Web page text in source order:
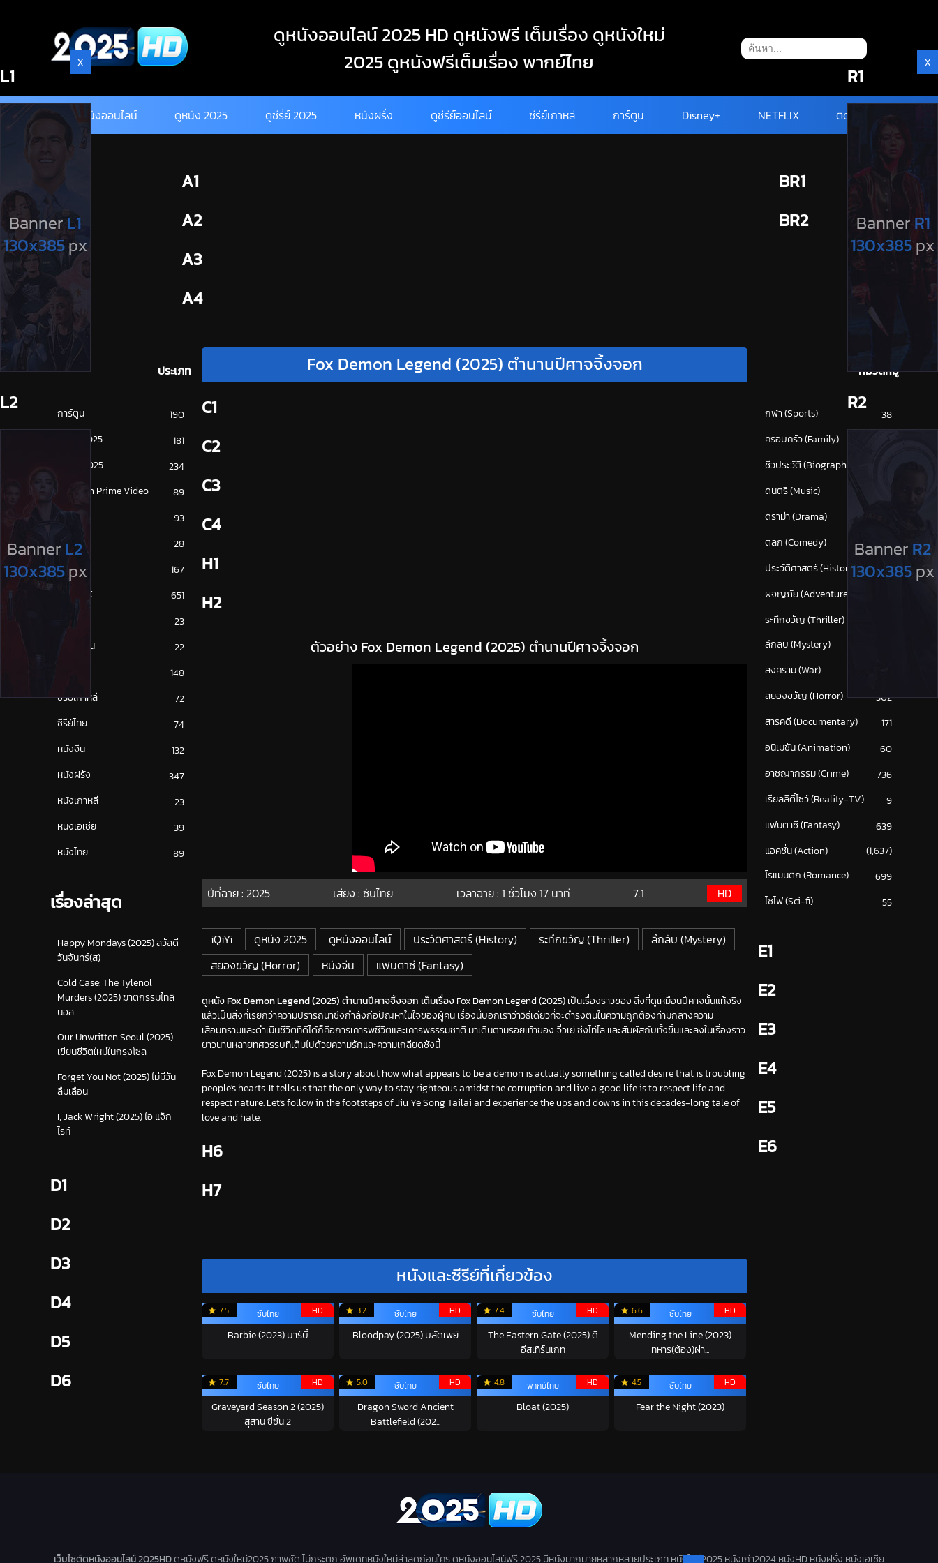
ดูหนังออนไลน์ 2025 HD ดูหนังฟรี เต็มเรื่อง ดูหนังใหม่
2025 ดูหนังฟรีเต็มเรื่อง พากย์ไทย
ดูหนังออนไลน์ ดูหนัง 2025 ดูซีรี่ย์ 2025 หนังฝรั่ง ดูซีรีย์ออนไลน์ ซีรีย์เกาหลี การ์ตูน Disney+ NETFLIX ติดต่อ
BL2
A1
A2
A3
A4
BR1
BR2
ประเภท
การ์ตูน
190
ดูซีรี่ย์ 2025
181
ดูหนัง 2025
234
Amazon Prime Video
89
Disney+
93
HBO
28
iQiYi
167
NETFLIX
651
23
ซีรีย์ญี่ปุ่น
22
148
ซีรีย์เกาหลี
72
ซีรีย์ไทย
74
หนังจีน
132
หนังฝรั่ง
347
หนังเกาหลี
23
หนังเอเชีย
39
หนังไทย
89
เรื่องล่าสุด
Happy Mondays (2025) สวัสดี
วันจันทร์(ส)
Cold Case: The Tylenol
Murders (2025) ฆาตกรรมไทลิ
นอล
Our Unwritten Seoul (2025)
เขียนชีวิตใหม่ในกรุงโซล
Forget You Not (2025) ไม่มีวัน
ลืมเลือน
I, Jack Wright (2025) ไอ แจ็ก
ไรท์
D1
D2
D3
D4
D5
D6
Fox Demon Legend (2025) ตำนานปีศาจจิ้งจอก
C1
C2
C3
C4
H1
H2
ตัวอย่าง Fox Demon Legend (2025) ตำนานปีศาจจิ้งจอก
ปีที่ฉาย : 2025 เสียง : ซับไทย เวลาฉาย : 1 ชั่วโมง 17 นาที 7.1 HD
iQiYi ดูหนัง 2025 ดูหนังออนไลน์ ประวัติศาสตร์ (History) ระทึกขวัญ (Thriller)
ลึกลับ (Mystery)
สยองขวัญ (Horror)
หนังจีน แฟนตาซี (Fantasy)
ดูหนัง Fox Demon Legend (2025) ตำนานปีศาจจิ้งจอก เต็มเรื่องFox Demon Legend (2025) เป็นเรื่องราวของ สิ่งที่ดูเหมือนปีศาจนั้นแท้จริง
แล้วเป็นสิ่งที่เรียกว่าความปรารถนาซึ่งกำลังก่อปัญหาในใจของผู้คน เรื่องนี้บอกเราว่าวิธีเดียวที่จะดำรงตนในความถูกต้องท่ามกลางความ
เสื่อมทรามและดำเนินชีวิตที่ดีได้ก็คือการเคารพชีวิตและเคารพธรรมชาติ มาเดินตามรอยเท้าของ จิ่วเย่ ซ่งไท่ไล และสัมผัสกับทั้งขึ้นและลงในเรื่องราว
ยาวนานหลายทศวรรษที่เต็มไปด้วยความรักและความเกลียดชังนี้
Fox Demon Legend (2025) is a story about how what appears to be a demon is actually something called desire that is troubling
people's hearts. It tells us that the only way to stay righteous amidst the corruption and live a good life is to respect life and
respect nature. Let's follow in the footsteps of Jiu Ye Song Tailai and experience the ups and downs in this decades-long tale of
love and hate.
H6
H7
หนังและซีรีย์ที่เกี่ยวข้อง
7.5 HD
ซับไทย
Barbie (2023) บาร์บี้
3.2 HD
ซับไทย
Bloodpay (2025) บลัดเพย์
7.4 HD
ซับไทย
The Eastern Gate (2025) ดิ
อีสเทิร์นเกท
6.6 HD
ซับไทย
Mending the Line (2023)
ทหาร(ต้อง)ผ่า...
7.7 HD
ซับไทย
Graveyard Season 2 (2025)
สุสาน ซีซั่น 2
5.0 HD
ซับไทย
Dragon Sword Ancient
Battlefield (202...
4.8 HD
พากย์ไทย
Bloat (2025)
4.5 HD
ซับไทย
Fear the Night (2023)
หมวดหมู่
กีฬา (Sports)
38
ครอบครัว (Family)
ชีวประวัติ (Biography)
ดนตรี (Music)
ดราม่า (Drama)
ตลก (Comedy)
628
ประวัติศาสตร์ (History)
43
ผจญภัย (Adventure)
ระทึกขวัญ (Thriller)
ลึกลับ (Mystery)
สงคราม (War)
สยองขวัญ (Horror)
302
สารคดี (Documentary)
171
อนิเมชั่น (Animation)
60
อาชญากรรม (Crime)
736
เรียลลิตี้โชว์ (Reality-TV)
9
แฟนตาซี (Fantasy)
639
แอคชั่น (Action)
(1,637)
โรแมนติก (Romance)
699
ไซไฟ (Sci-fi)
55
E1
E2
E3
E4
E5
E6
X
L1
L2
X
R1
R2
เว็บไซต์ดูหนังออนไลน์ 2025HDดูหนังฟรี ดูหนังใหม่2025 ภาพชัด ไม่กระตุก อัพเดทหนังใหม่ล่าสุดก่อนใคร ดูหนังออนไลน์ฟรี 2025 มีหนังมากมายหลากหลายประเภท หนังใหม่2025 หนังเก่า2024 หนังHD หนังฝรั่ง หนังเอเชีย